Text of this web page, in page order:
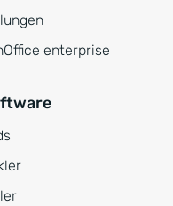
enterprise